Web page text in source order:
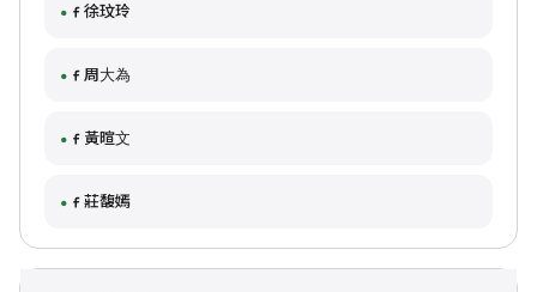
徐玟玲
周大為
黃暄文
莊馥嫣